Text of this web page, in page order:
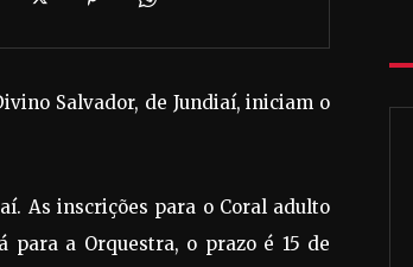
Salvador, de Jundiaí, iniciam o
As inscrições para o Coral adulto
para a Orquestra, o prazo é 15 de